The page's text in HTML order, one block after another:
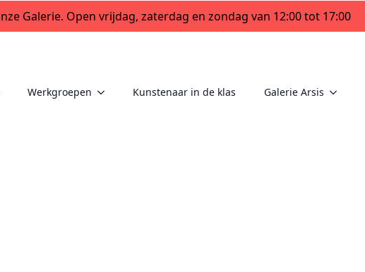
Galerie. Open vrijdag, zaterdag en zondag van 12:00 tot 17:00
Werkgroepen Kunstenaar in de klas Galerie Arsis